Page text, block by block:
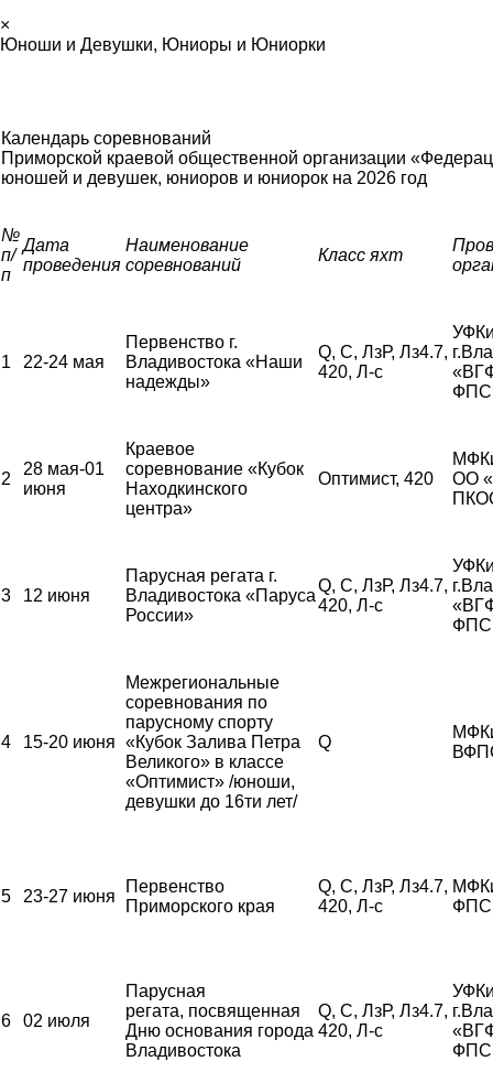
×
Юноши и Девушки, Юниоры и Юниорки
Календарь соревнований
Приморской краевой общественной организации
юношей и девушек, юниоров и юниорок на 2026 год
№
п/
п
Дата
проведения
Наименование
соревнований
Класс яхт
1 22-24 мая
Первенство г.
Владивостока «Наши
надежды»
Q, С, ЛзР, Лз4.7,
420, Л-с
ФПС
2
28 мая-01
июня
Краевое
соревнование «Кубок
Находкинского
центра»
Оптимист, 420
ОО
3 12 июня
Парусная регата г.
Владивостока «Паруса
России»
Q, С, ЛзР, Лз4.7,
420, Л-с
ФПС
4 15-20 июня
Межрегиональные
соревнования по
парусному спорту
«Кубок Залива Петра
Великого» в классе
«Оптимист» /юноши,
девушки до 16ти лет/
Q
5 23-27 июня
Первенство
Приморского края
Q, С, ЛзР, Лз4.7,
420, Л-с
ФПС
6 02 июля
Парусная
регата, посвященная
Дню основания города
Владивостока
Q, С, ЛзР, Лз4.7,
420, Л-с
ФПС